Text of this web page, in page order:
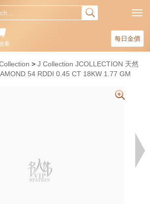
每日金價
車
J Collection JCOLLECTION 天然
54 RDDI 0.45 CT 18KW 1.77 GM